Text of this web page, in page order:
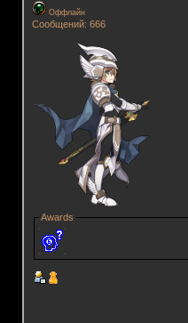
Оффлайн
Сообщений: 666
Awards